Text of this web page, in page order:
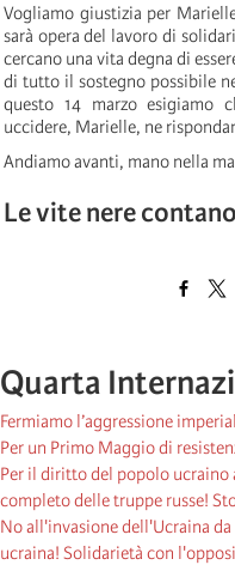
Vogliamo giustizia per
sarà opera del lavoro di
cercano una vita degna di
di tutto il sostegno possibile
questo 14 marzo esigiamo
uccidere, Marielle, ne
Andiamo avanti, mano nella
Le vite nere
Quarta
Fermiamo l’aggressione
Per un Primo Maggio di
Per il diritto del popolo
completo delle truppe russe!
No all'invasione dell'Ucraina
ucraina! Solidarietà con